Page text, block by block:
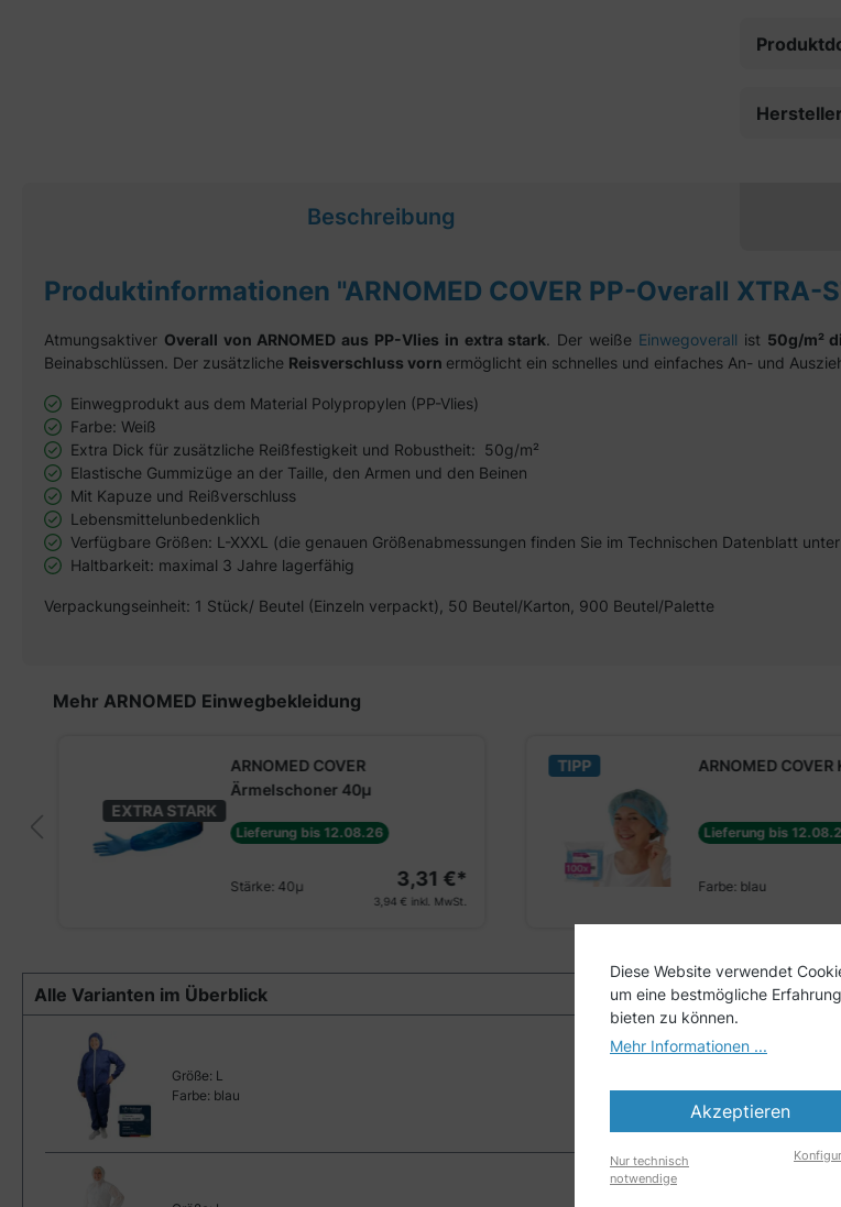
Beschreibung
Produktinformationen "ARNOMED COVER PP-Overall XTRA-
Atmungsaktiver Overall von ARNOMED aus PP-Vlies in extra stark. Der weiße Einwegoverall ist 50g/m²
Beinabschlüssen. Der zusätzliche Reisverschluss vorn ermöglicht ein schnelles und einfaches An- und
Einwegprodukt aus dem Material Polypropylen (PP-Vlies)
Farbe: Weiß
Extra Dick für zusätzliche Reißfestigkeit und Robustheit: 50g/m²
Elastische Gummizüge an der Taille, den Armen und den Beinen
Mit Kapuze und Reißverschluss
Lebensmittelunbedenklich
Verfügbare Größen: L-XXXL (die genauen Größenabmessungen finden Sie im Technischen Datenblatt
Haltbarkeit: maximal 3 Jahre lagerfähig
Verpackungseinheit: 1 Stück/ Beutel (Einzeln verpackt), 50 Beutel/Karton, 900 Beutel/Palette
Produktgalerie überspringen
Mehr ARNOMED Einwegbekleidung
EXTRA STARK
ARNOMED COVER
Ärmelschoner 40µ
Lieferung bis 12.08.26
Stärke: 40µ 3,31 €*
3,94 € inkl. MwSt.
TIPP ARNOMED
Lieferung bis
Farbe: blau
Alle Varianten im Überblick
Größe: L
Farbe: blau
Diese Website verwendet
um eine bestmögliche Erfahrung
bieten zu können.
Mehr Informationen ...
Akzeptieren
Nur technisch
notwendige